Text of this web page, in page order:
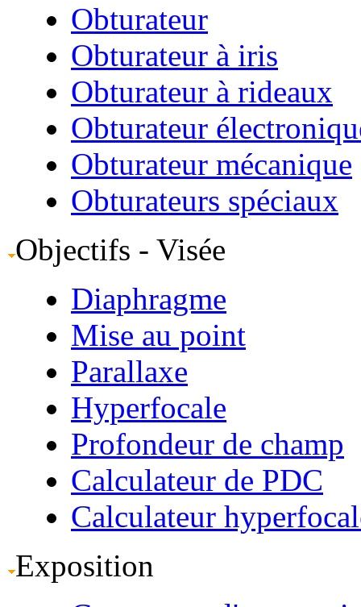
Obturateur
Obturateur à iris
Obturateur à rideaux
Obturateur
Obturateur mécanique
Obturateurs spéciaux
Objectifs - Visée
Diaphragme
Mise au point
Parallaxe
Hyperfocale
Profondeur de champ
Calculateur de PDC
Calculateur
Exposition